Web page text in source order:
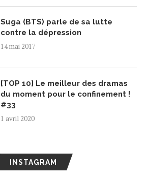
Suga (BTS) parle de sa lutte
contre la dépression
14 mai 2017
[TOP 10] Le meilleur des dramas
du moment pour le confinement !
#33
1 avril 2020
INSTAGRAM